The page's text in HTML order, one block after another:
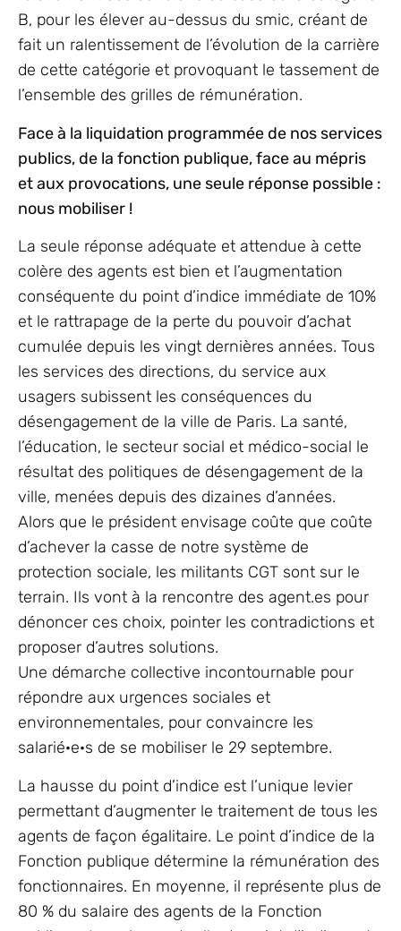
B, pour les élever au-dessus du smic, créant de
fait un ralentissement de l’évolution de la carrière
de cette catégorie et provoquant le tassement de
l’ensemble des grilles de rémunération.
Face à la liquidation programmée de nos services
publics, de la fonction publique, face au mépris
et aux provocations, une seule réponse possible :
nous mobiliser !
La seule réponse adéquate et attendue à cette
colère des agents est bien et l’augmentation
conséquente du point d’indice immédiate de 10%
et le rattrapage de la perte du pouvoir d’achat
cumulée depuis les vingt dernières années. Tous
les services des directions, du service aux
usagers subissent les conséquences du
désengagement de la ville de Paris. La santé,
l’éducation, le secteur social et médico-social le
résultat des politiques de désengagement de la
ville, menées depuis des dizaines d’années.
Alors que le président envisage coûte que coûte
d’achever la casse de notre système de
protection sociale, les militants CGT sont sur le
terrain. Ils vont à la rencontre des agent.es pour
dénoncer ces choix, pointer les contradictions et
proposer d’autres solutions.
Une démarche collective incontournable pour
répondre aux urgences sociales et
environnementales, pour convaincre les
salarié·e·s de se mobiliser le 29 septembre.
La hausse du point d’indice est l’unique levier
permettant d’augmenter le traitement de tous les
agents de façon égalitaire. Le point d’indice de la
Fonction publique détermine la rémunération des
fonctionnaires. En moyenne, il représente plus de
80 % du salaire des agents de la Fonction